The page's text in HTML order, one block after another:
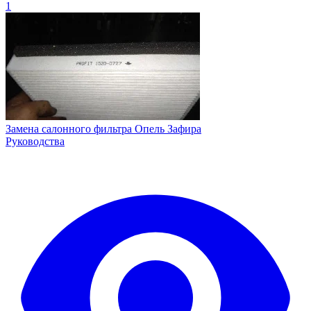
1
Замена салонного фильтра Опель Зафира
Руководства